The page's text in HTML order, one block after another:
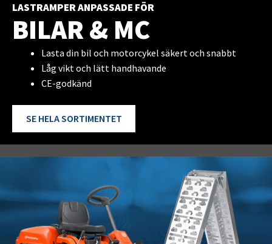
LASTRAMPER ANPASSADE FÖR
BILAR & MC
Lasta din bil och motorcykel säkert och snabbt
Låg vikt och lätt handhavande
CE-godkänd
SE HELA SORTIMENTET